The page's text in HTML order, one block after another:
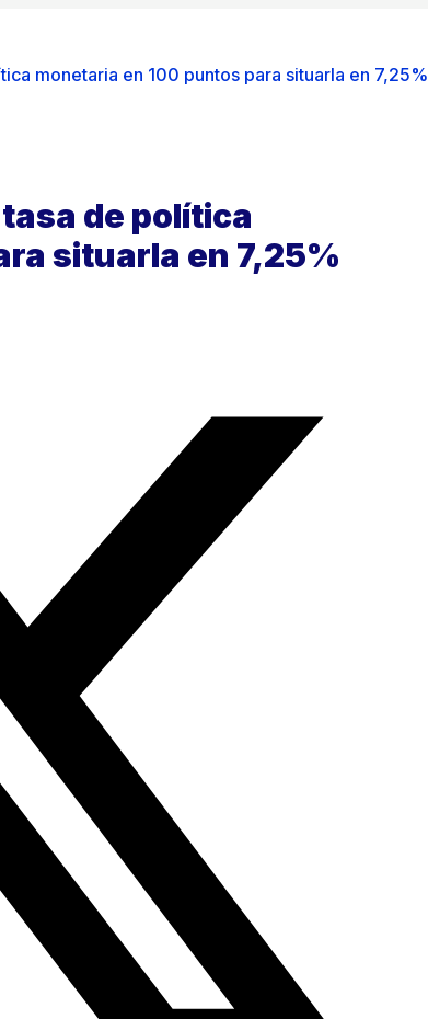
monetaria en 100 puntos para situarla en 7,25%
de política
situarla en 7,25%